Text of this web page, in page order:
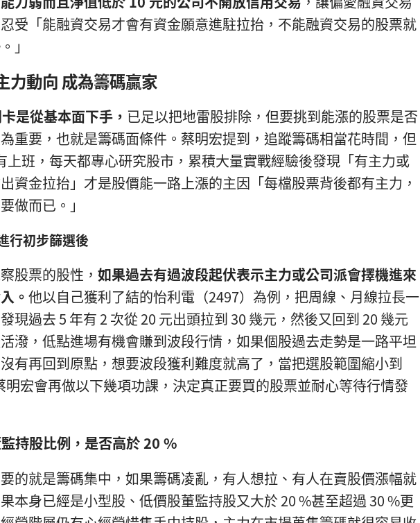
受「能融資交易才會有資金願意進駐拉抬，不能融資交易的股票就
」
力動向 成為籌碼贏家
是從基本面下手， 已足以把地雷股排除，但要挑到能漲的股票是否
重要，也就是籌碼面條件。蔡明宏提到，追蹤籌碼相當花時間，但
上班，每天都專心研究股市，累積大量實戰經驗後發現「有主力或
資金拉抬」才是股價能一路上漲的主因「每檔股票背後都有主力，
做而已。」
行初步篩選後
股票的股性， 如果過去有過波段起伏表示主力或公司派會擇機進來
。 他以自己獲利了結的怡利電（2497）為例，把周線、月線拉長一
現過去 5 年有 2 次從 20 元出頭拉到 30 幾元，然後又回到 20 幾元
潑，低點進場有機會賺到波段行情，如果個股過去走勢是一路平坦
有再回到原點，想要波段獲利難度就高了，當把選股範圍縮小到
明宏會再做以下幾項功課，決定真正要買的股票並耐心等待行情發
持股比例，是否高於 20 %
的就是籌碼集中，如果籌碼凌亂，有人想拉、有人在賣股價漲幅就
本身已經是小型股、低價股董監持股又大於 20 %甚至超過 30 %更